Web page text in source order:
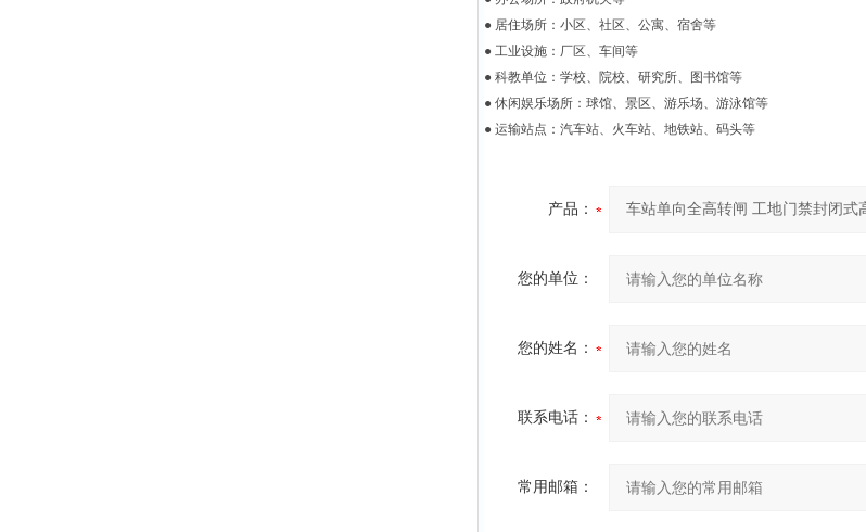
● 居住场所：小区、社区、公寓、宿舍等
● 工业设施：厂区、车间等
● 科教单位：学校、院校、研究所、图书馆等
● 休闲娱乐场所：球馆、景区、游乐场、游泳馆等
● 运输站点：汽车站、火车站、地铁站、码头等
产品：
您的单位：
您的姓名：
联系电话：
常用邮箱：